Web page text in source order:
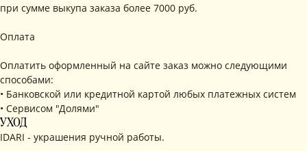
при сумме выкупа заказа более 7000 руб.
Оплата
Оплатить оформленный на сайте заказ можно следующими
способами:
• Банковской или кредитной картой любых платежных систем
• Сервисом "Долями"
УХОД
IDARI - украшения ручной работы.